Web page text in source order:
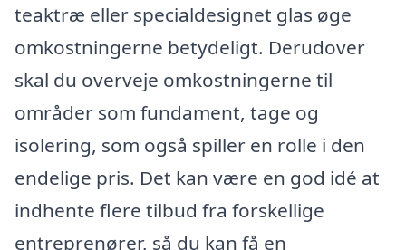
teaktræ eller specialdesignet glas øge
omkostningerne betydeligt. Derudover
skal du overveje omkostningerne til
områder som fundament, tage og
isolering, som også spiller en rolle i den
endelige pris. Det kan være en god idé at
indhente flere tilbud fra forskellige
entreprenører, så du kan få en